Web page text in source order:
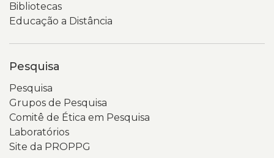
Bibliotecas
Educação a Distância
Pesquisa
Pesquisa
Grupos de Pesquisa
Comitê de Ética em Pesquisa
Laboratórios
Site da PROPPG